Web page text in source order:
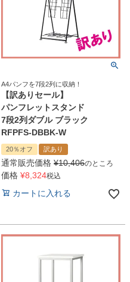
A4パンフを7段2列に収納！
【訳ありセール】
パンフレットスタンド
7段2列ダブル ブラック
RFPFS-DBBK-W
20％オフ 訳あり
通常販売価格 ¥10,406のところ
価格 ¥8,324税込
カートに入れる